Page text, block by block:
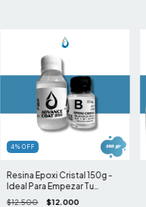
4% OFF
Resina Epoxi Cristal 150g -
Ideal Para Empezar Tu
Proyecto
$12.500 $12.000